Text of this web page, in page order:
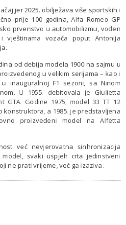
jer 2025. obilježava više sportskih i
prije 100 godina, Alfa Romeo GP
prvenstvo u automobilizmu, vođen
vještinama vozača poput Antonija
od debija modela 1900 na sajmu u
u velikim serijama – kao i
inauguralnoj F1 sezoni, sa Ninom
U 1955. debitovala je Giulietta
GTA. Godine 1975, model 33 TT 12
konstruktora, a 1985. je predstavljena
proizvedeni model na Alfetta
već nevjerovatna sinhronizacija
svaki uspjeh crta jedinstveni
ne prati vrijeme, već ga izaziva.